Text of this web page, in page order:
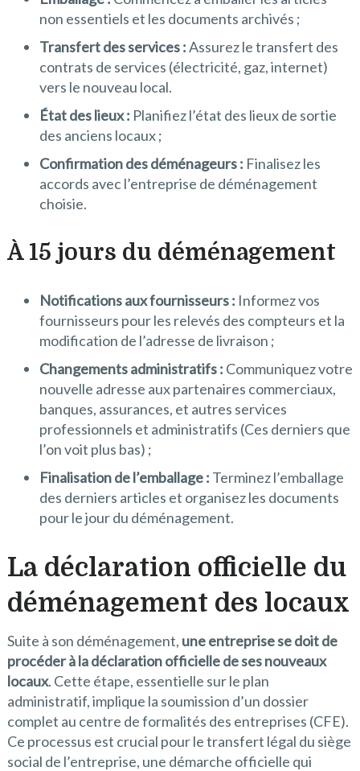
non essentiels et les documents archivés ;
Transfert des services :Assurez le transfert des
contrats de services (électricité, gaz, internet)
vers le nouveau local.
État des lieux : Planifiez l’état des lieux de sortie
des anciens locaux ;
Confirmation des déménageurs : Finalisez les
accords avec l’entreprise de déménagement
choisie.
À 15 jours du déménagement
Notifications aux fournisseurs : Informez vos
fournisseurs pour les relevés des compteurs et la
modification de l’adresse de livraison ;
Changements administratifs : Communiquez votre
nouvelle adresse aux partenaires commerciaux,
banques, assurances, et autres services
professionnels et administratifs (Ces derniers que
l’on voit plus bas) ;
Finalisation de l’emballage : Terminez l’emballage
des derniers articles et organisez les documents
pour le jour du déménagement.
La déclaration officielle du
déménagement des locaux
Suite à son déménagement, une entreprise se doit de
procéder à la déclaration officielle de ses nouveaux
locaux. Cette étape, essentielle sur le plan
administratif, implique la soumission d’un dossier
complet au centre de formalités des entreprises (CFE).
Ce processus est crucial pour le transfert légal du siège
social de l’entreprise, une démarche officielle qui